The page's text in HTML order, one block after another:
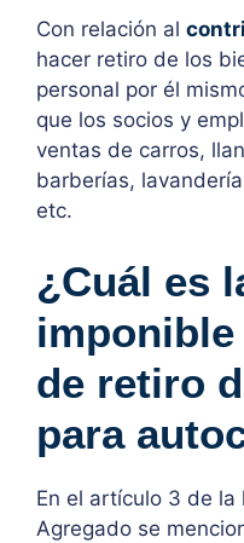
Con relación al
hacer retiro de los
personal por él
que los socios y
ventas de carros,
barberías,
etc.
¿Cuál es
imponible
de retiro
para
En el artículo 3 de la
Agregado se